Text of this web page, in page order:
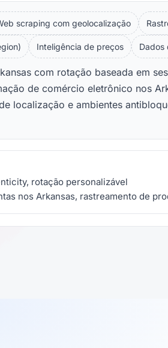
scraping com geolocalização
Inteligência de preços Dados
com rotação baseada em
de comércio eletrônico nos
localização e ambientes
rotação personalizável
nos Arkansas, rastreamento de